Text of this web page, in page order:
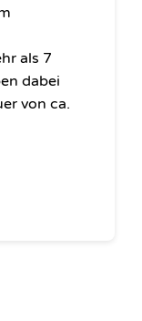
als 7
dabei
von ca.